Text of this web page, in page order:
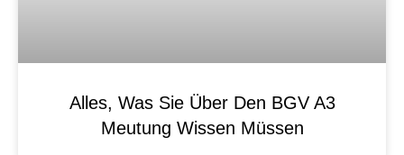
Alles, Was Sie Über Den BGV A3
Meutung Wissen Müssen